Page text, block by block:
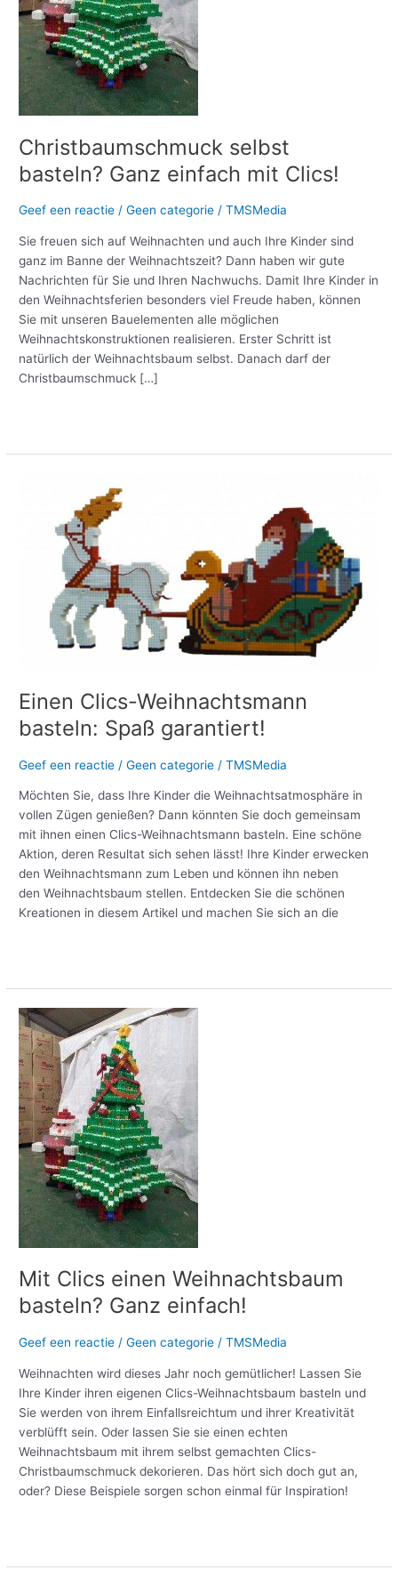
Christbaumschmuck selbst
basteln? Ganz einfach mit Clics!
Geef een reactie /Geen categorie /TMSMedia
Sie freuen sich auf Weihnachten und auch Ihre Kinder sind
ganz im Banne der Weihnachtszeit? Dann haben wir gute
Nachrichten für Sie und Ihren Nachwuchs. Damit Ihre Kinder in
den Weihnachtsferien besonders viel Freude haben, können
Sie mit unseren Bauelementen alle möglichen
Weihnachtskonstruktionen realisieren. Erster Schritt ist
natürlich der Weihnachtsbaum selbst. Danach darf der
Christbaumschmuck […]
Einen Clics-Weihnachtsmann
basteln: Spaß garantiert!
Geef een reactie /Geen categorie /TMSMedia
Möchten Sie, dass Ihre Kinder die Weihnachtsatmosphäre in
vollen Zügen genießen? Dann könnten Sie doch gemeinsam
mit ihnen einen Clics-Weihnachtsmann basteln. Eine schöne
Aktion, deren Resultat sich sehen lässt! Ihre Kinder erwecken
den Weihnachtsmann zum Leben und können ihn neben
den Weihnachtsbaum stellen. Entdecken Sie die schönen
Kreationen in diesem Artikel und machen Sie sich an die
Weihnachtsmann
basteln:
garantiert!
Mit Clics einen Weihnachtsbaum
basteln? Ganz einfach!
Geef een reactie /Geen categorie /TMSMedia
Weihnachten wird dieses Jahr noch gemütlicher! Lassen Sie
Ihre Kinder ihren eigenen Clics-Weihnachtsbaum basteln und
Sie werden von ihrem Einfallsreichtum und ihrer Kreativität
verblüfft sein. Oder lassen Sie sie einen echten
Weihnachtsbaum mit ihrem selbst gemachten Clics-
Christbaumschmuck dekorieren. Das hört sich doch gut an,
oder? Diese Beispiele sorgen schon einmal für Inspiration!
Mit
Clics
einen
Weihnachtsbaum
basteln?
Ganz
einfach!